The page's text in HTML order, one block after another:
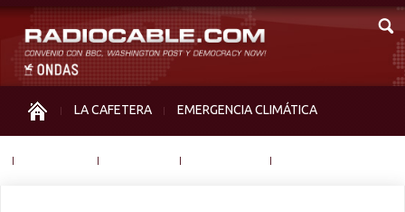
LA CAFETERA EMERGENCIA CLIMÁTICA